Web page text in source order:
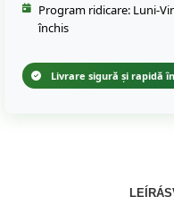
Program ridicare: Luni-
închis
Livrare sigură și rapidă
LEÍRÁS